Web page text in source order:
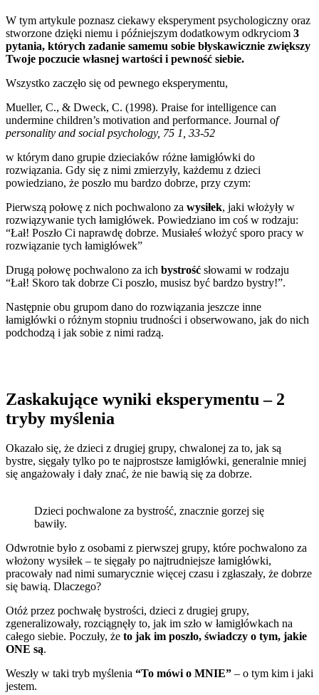
W tym artykule poznasz ciekawy eksperyment psychologiczny oraz
stworzone dzięki niemu i późniejszym dodatkowym odkryciom 3
pytania, których zadanie samemu sobie błyskawicznie zwiększy
Twoje poczucie własnej wartości i pewność siebie.
Wszystko zaczęło się od pewnego eksperymentu,
Mueller, C., & Dweck, C. (1998). Praise for intelligence can
undermine children’s motivation and performance. Journal of
personality and social psychology, 75 1, 33-52
w którym dano grupie dzieciaków różne łamigłówki do
rozwiązania. Gdy się z nimi zmierzyły, każdemu z dzieci
powiedziano, że poszło mu bardzo dobrze, przy czym:
Pierwszą połowę z nich pochwalono za wysiłek, jaki włożyły w
rozwiązywanie tych łamigłówek. Powiedziano im coś w rodzaju:
“Łał! Poszło Ci naprawdę dobrze. Musiałeś włożyć sporo pracy w
rozwiązanie tych łamigłówek”
Drugą połowę pochwalono za ich bystrość słowami w rodzaju
“Łał! Skoro tak dobrze Ci poszło, musisz być bardzo bystry!”.
Następnie obu grupom dano do rozwiązania jeszcze inne
łamigłówki o różnym stopniu trudności i obserwowano, jak do nich
podchodzą i jak sobie z nimi radzą.
Zaskakujące wyniki eksperymentu – 2
tryby myślenia
Okazało się, że dzieci z drugiej grupy, chwalonej za to, jak są
bystre, sięgały tylko po te najprostsze łamigłówki, generalnie mniej
się angażowały i dały znać, że nie bawią się za dobrze.
Dzieci pochwalone za bystrość, znacznie gorzej się
bawiły.
Odwrotnie było z osobami z pierwszej grupy, które pochwalono za
włożony wysiłek – te sięgały po najtrudniejsze łamigłówki,
pracowały nad nimi sumarycznie więcej czasu i zgłaszały, że dobrze
się bawią. Dlaczego?
Otóż przez pochwałę bystrości, dzieci z drugiej grupy,
zgeneralizowały, rozciągnęły to, jak im szło w łamigłówkach na
całego siebie. Poczuły, że to jak im poszło, świadczy o tym, jakie
ONE są.
Weszły w taki tryb myślenia “To mówi o MNIE” – o tym kim i jaki
jestem.